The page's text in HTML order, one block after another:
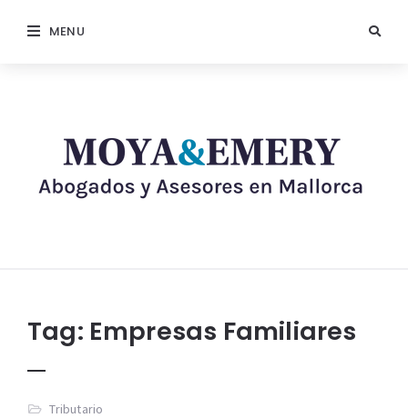
MENU
Tag: Empresas Familiares
Tributario